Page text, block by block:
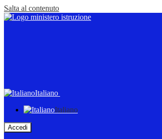
Salta al contenuto
Italiano
Italiano
Accedi